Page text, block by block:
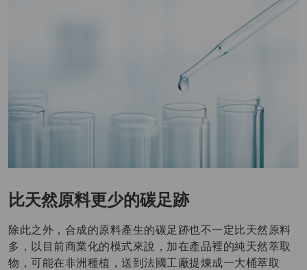
比天然原料更少的碳足跡
除此之外，合成的原料產生的碳足跡也不一定比天然原料
多，以目前商業化的模式來說，加在產品裡的純天然萃取
物，可能在非洲種植，送到法國工廠提煉成一大桶萃取